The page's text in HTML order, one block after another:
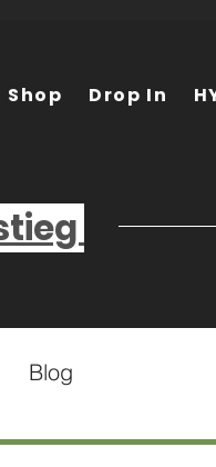
Shop Drop In
Blog